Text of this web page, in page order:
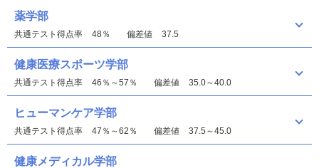
薬学部
共通テスト得点率 48％ 偏差値 37.5
健康医療スポーツ学部
共通テスト得点率 46％～57％ 偏差値 35.0～40.0
ヒューマンケア学部
共通テスト得点率 47％～62％ 偏差値 37.5～45.0
健康メディカル学部